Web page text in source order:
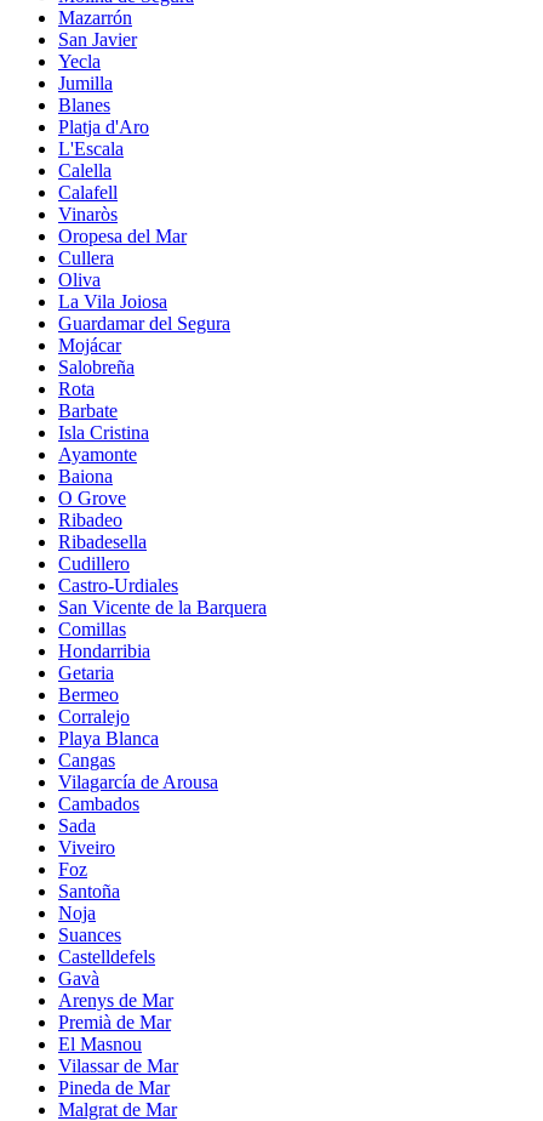
Mazarrón
San Javier
Yecla
Jumilla
Blanes
Platja d'Aro
L'Escala
Calella
Calafell
Vinaròs
Oropesa del Mar
Cullera
Oliva
La Vila Joiosa
Guardamar del Segura
Mojácar
Salobreña
Rota
Barbate
Isla Cristina
Ayamonte
Baiona
O Grove
Ribadeo
Ribadesella
Cudillero
Castro-Urdiales
San Vicente de la Barquera
Comillas
Hondarribia
Getaria
Bermeo
Corralejo
Playa Blanca
Cangas
Vilagarcía de Arousa
Cambados
Sada
Viveiro
Foz
Santoña
Noja
Suances
Castelldefels
Gavà
Arenys de Mar
Premià de Mar
El Masnou
Vilassar de Mar
Pineda de Mar
Malgrat de Mar